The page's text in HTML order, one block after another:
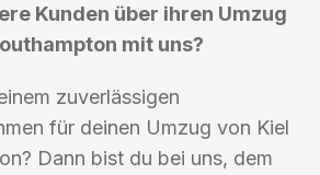
Kunden über ihren Umzug
mit uns?
zuverlässigen
für deinen Umzug von Kiel
Dann bist du bei uns, dem